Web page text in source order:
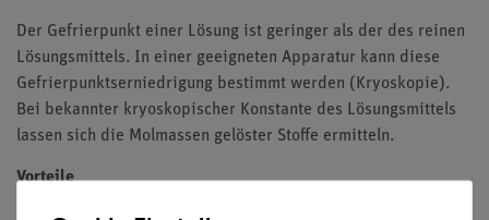
Der Gefrierpunkt einer Lösung ist geringer als der des reinen
Lösungsmittels. In einer geeigneten Apparatur kann diese
Gefrierpunktserniedrigung bestimmt werden (Kryoskopie).
Bei bekannter kryoskopischer Konstante des Lösungsmittels
lassen sich die Molmassen gelöster Stoffe ermitteln.
Vorteile